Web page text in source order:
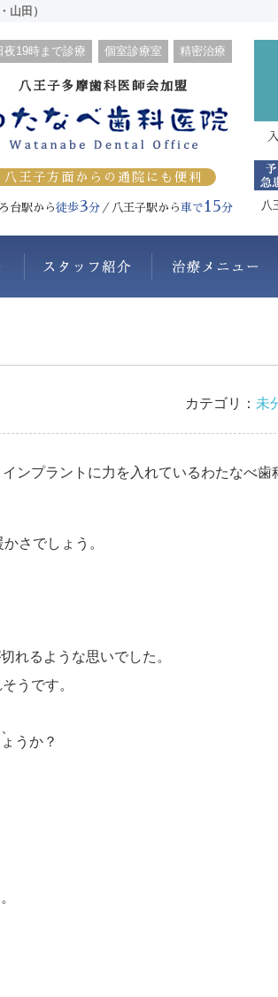
山田）
夜19時まで診療 個室診療室 精密治療
八王子多摩歯科医師会加盟
八王子方面からの通院にも便利
台駅から徒歩3分／八王子駅から車で15分 八
について
抜かない・削らない スタッフ紹介
カテゴリ： 未
ンプラントに力を入れているわたなべ歯
さでしょう。
れるような思いでした。
うです。
うか？